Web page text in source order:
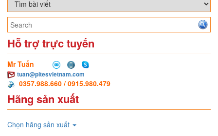
Hỗ trợ trực tuyến
Mr Tuấn
tuan@pitesvietnam.com
0357.988.660 / 0915.980.479
Hãng sản xuất
Chọn hãng sản xuất